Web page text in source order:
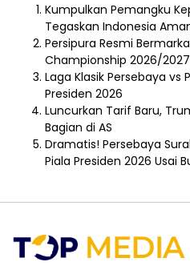
Kumpulkan Pemangku
Tegaskan Indonesia
Persipura Resmi
Championship 2026/2027
Laga Klasik Persebaya vs
Presiden 2026
Luncurkan Tarif Baru,
Bagian di AS
Dramatis! Persebaya
Piala Presiden 2026 Usai